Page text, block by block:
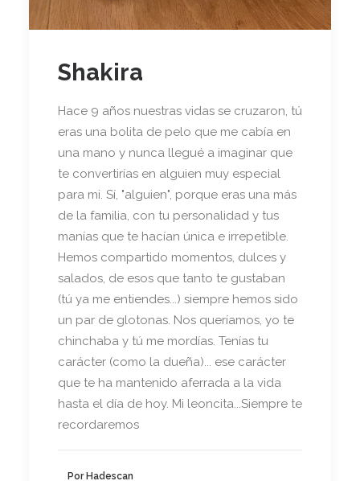
Shakira
Hace 9 años nuestras vidas se cruzaron, tú
eras una bolita de pelo que me cabía en
una mano y nunca llegué a imaginar que
te convertirías en alguien muy especial
para mi. Sí, "alguien", porque eras una más
de la familia, con tu personalidad y tus
manías que te hacían única e irrepetible.
Hemos compartido momentos, dulces y
salados, de esos que tanto te gustaban
(tú ya me entiendes...) siempre hemos sido
un par de glotonas. Nos queríamos, yo te
chinchaba y tú me mordías. Tenías tu
carácter (como la dueña)... ese carácter
que te ha mantenido aferrada a la vida
hasta el día de hoy. Mi leoncita...Siempre te
recordaremos
Por Hadescan